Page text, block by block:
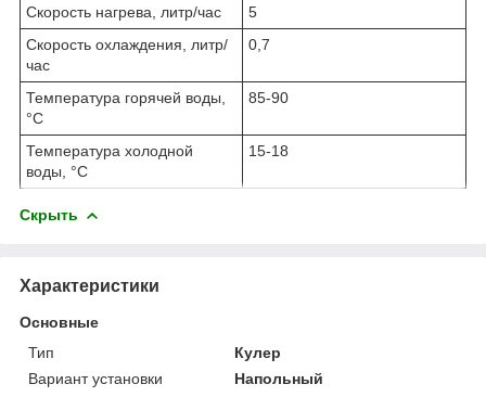
Скорость нагрева, литр/час
5
Скорость охлаждения, литр/
час
0,7
Температура горячей воды,
°С
85-90
Температура холодной
воды, °С
15-18
Скрыть
Характеристики
Основные
Тип
Кулер
Вариант установки
Напольный